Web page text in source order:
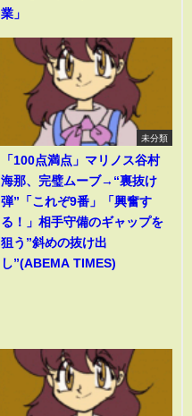
業」
未分類
「100点満点」マリノス谷村
海那、完璧ムーブ→“裏抜け
弾”「これぞ9番」「興奮す
る！」相手守備のギャップを
狙う”斜めの抜け出
し”(ABEMA TIMES)